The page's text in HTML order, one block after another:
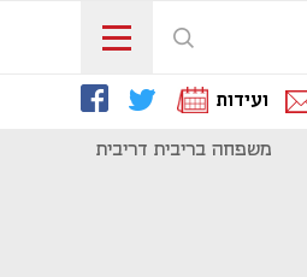
ועידות
משפחה בריבית דריבית